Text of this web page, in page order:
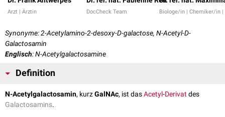
Arzt | Ärztin DocCheck Team Biologe/in | Chemiker/in
Synonyme: 2-Acetylamino-2-desoxy-D-galactose, N-Acetyl-D-
Galactosamin
Englisch: N-Acetylgalactosamine
Definition
N-Acetylgalactosamin, kurzGalNAc, ist dasAcetyl-Derivatdes
Galactosamins.